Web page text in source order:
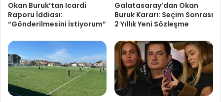
Okan Buruk’tan Icardi
Raporu İddiası:
“Gönderilmesini İstiyorum”
Galatasaray’dan Okan
Buruk Kararı: Seçim Sonrası
2 Yıllık Yeni Sözleşme